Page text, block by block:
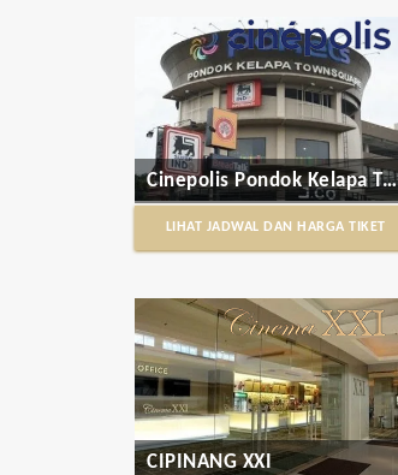
Cinepolis Pondok Kelapa Town Square
LIHAT JADWAL DAN HARGA TIKET
CIPINANG XXI